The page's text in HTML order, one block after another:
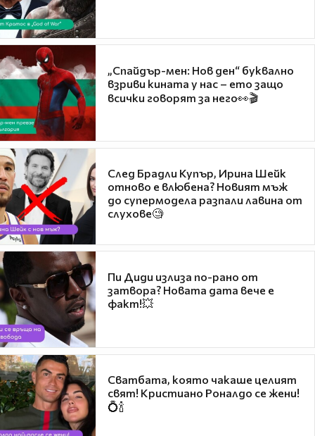
„Спайдър-мен: Нов ден“ буквално
взриви кината у нас – ето защо
всички говорят за него👀🎬
След Брадли Купър, Ирина Шейк
отново е влюбена? Новият мъж
до супермодела разпали лавина от
слухове🧐
Пи Диди излиза по-рано от
затвора? Новата дата вече е
факт!💥
Сватбата, която чакаше целият
свят! Кристиано Роналдо се жени!
💍🍾